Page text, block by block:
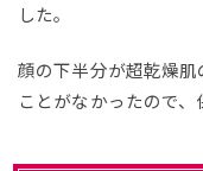
した。
顔の下半分が超乾燥
ことがなかったので、